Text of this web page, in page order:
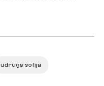
udruga sofija